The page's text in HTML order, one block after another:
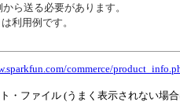
から送る必要があります。
利用例です。
commerce/
・ファイル (うまく表示されない場